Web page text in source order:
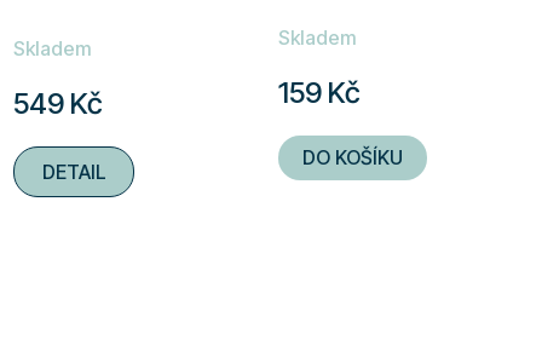
Skladem
549 Kč
DETAIL
hodnocení
produktu
je
5,0
z
Skladem
159 Kč
DO KOŠÍKU